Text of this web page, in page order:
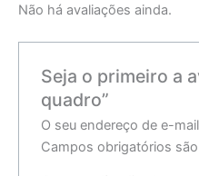
Não há avaliações ainda.
Seja o primeiro a
quadro”
O seu endereço de e-
Campos obrigatórios